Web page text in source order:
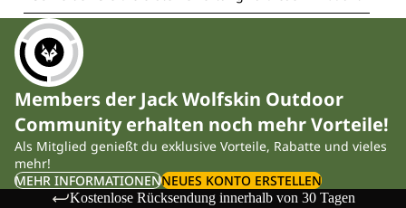
Members der Jack Wolfskin Outdoor
Community erhalten noch mehr Vorteile!
Als Mitglied genießt du exklusive Vorteile, Rabatte und vieles
mehr!
MEHR INFORMATIONENNEUES KONTO ERSTELLEN
Kostenlose Rücksendung innerhalb von 30 Tagen